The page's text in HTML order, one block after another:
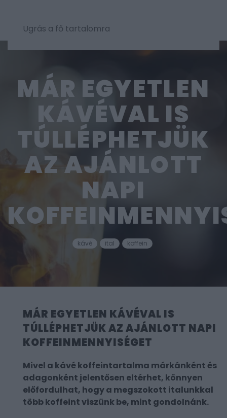
Ugrás a fő tartalomra
MÁR EGYETLEN
KÁVÉVAL IS
TÚLLÉPHETJÜK
AZ AJÁNLOTT
NAPI
kávé ital koffein
MÁR EGYETLEN KÁVÉVAL IS
TÚLLÉPHETJÜK AZ AJÁNLOTT NAPI
KOFFEINMENNYISÉGET
Mivel a kávé koffeintartalma márkánként és
adagonként jelentősen eltérhet, könnyen
előfordulhat, hogy a megszokott italunkkal
több koffeint viszünk be, mint gondolnánk.